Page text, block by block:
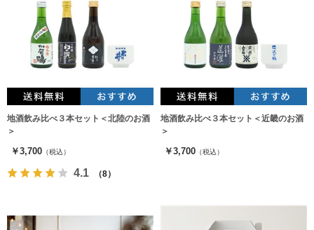
地酒飲み比べ３本セット＜北陸のお酒
＞
￥3,700 （税込）
4.1 （8）
地酒飲み比べ３本セット＜近畿のお酒
＞
￥3,700 （税込）